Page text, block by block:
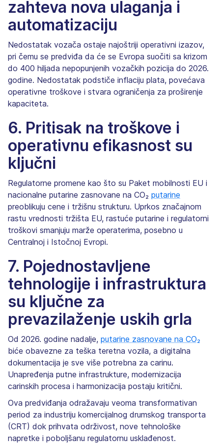
zahteva nova ulaganja i
automatizaciju
Nedostatak vozača ostaje najoštriji operativni izazov,
pri čemu se predviđa da će se Evropa suočiti sa krizom
do 400 hiljada nepopunjenih vozačkih pozicija do 2026.
godine. Nedostatak podstiče inflaciju plata, povećava
operativne troškove i stvara ograničenja za proširenje
kapaciteta.
6. Pritisak na troškove i
operativnu efikasnost su
ključni
Regulatorne promene kao što su Paket mobilnosti EU i
nacionalne putarine zasnovane na CO₂ putarine
preoblikuju cene i tržišnu strukturu. Uprkos značajnom
rastu vrednosti tržišta EU, rastuće putarine i regulatorni
troškovi smanjuju marže operaterima, posebno u
Centralnoj i Istočnoj Evropi.
7. Pojednostavljene
tehnologije i infrastruktura
su ključne za
prevazilaženje uskih grla
Od 2026. godine nadalje, putarine zasnovane na CO₂
biće obavezne za teška teretna vozila, a digitalna
dokumentacija je sve više potrebna za carinu.
Unapređenja putne infrastrukture, modernizacija
carinskih procesa i harmonizacija postaju kritični.
Ova predviđanja odražavaju veoma transformativan
period za industriju komercijalnog drumskog transporta
(CRT) dok prihvata održivost, nove tehnološke
napretke i poboljšanu regulatornu usklađenost.